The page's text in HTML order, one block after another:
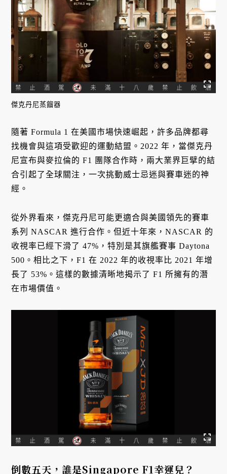
傑克丹尼蒸餾器
隨著 Formula 1 在美國市場快速崛起，許多品牌都尋
找機會與這項受歡迎的運動結盟。2022 年，當傑克丹
尼宣布與麥拉倫的 F1 團隊合作時，兩大業界巨擘的結
合引起了全球關注，一次挑動威士忌迷與賽車迷的神
經。
從外界看來，傑克丹尼可能更適合與美國領先的賽車
系列 NASCAR 進行合作。但近十年來，NASCAR 的
收視率已經下滑了 47%，特別是其旗艦賽事 Daytona
500。相比之下，F1 在 2022 年的收視率比 2021 年增
長了 53%。這樣的數據清晰地揭示了 F1 所擁有的潛
在市場價值。
倒數五天，誰是Singapore F1幸運兒？